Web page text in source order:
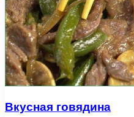
Вкусная говядина